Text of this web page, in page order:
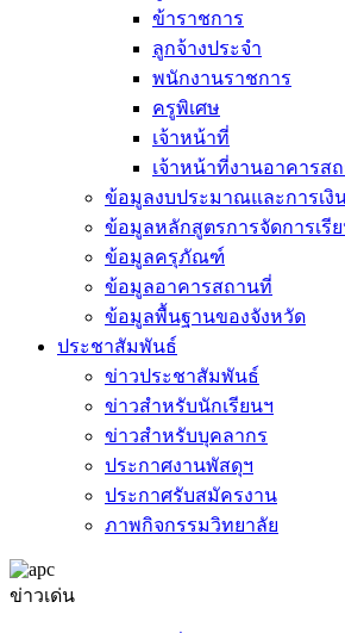
ข้าราชการ
ลูกจ้างประจำ
พนักงานราชการ
ครูพิเศษ
เจ้าหน้าที่
เจ้าหน้าที่งานอาคารส
ข้อมูลงบประมาณและการเงิ
ข้อมูลหลักสูตรการจัดการเรี
ข้อมูลครุภัณฑ์
ข้อมูลอาคารสถานที่
ข้อมูลพื้นฐานของจังหวัด
ประชาสัมพันธ์
ข่าวประชาสัมพันธ์
ข่าวสำหรับนักเรียนฯ
ข่าวสำหรับบุคลากร
ประกาศงานพัสดุฯ
ประกาศรับสมัครงาน
ภาพกิจกรรมวิทยาลัย
ข่าวเด่น